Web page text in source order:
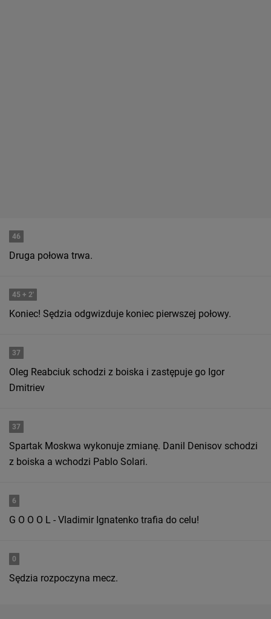
46
Druga połowa trwa.
45 + 2'
Koniec! Sędzia odgwizduje koniec pierwszej połowy.
37
Oleg Reabciuk schodzi z boiska i zastępuje go Igor
Dmitriev
37
Spartak Moskwa wykonuje zmianę. Danil Denisov schodzi
z boiska a wchodzi Pablo Solari.
6
G O O O L - Vladimir Ignatenko trafia do celu!
0
Sędzia rozpoczyna mecz.